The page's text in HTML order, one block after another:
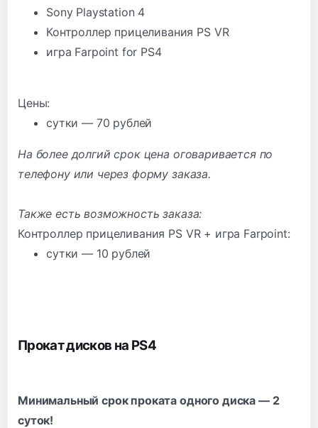
Sony Playstation 4
Контроллер прицеливания PS VR
игра Farpoint for PS4
Цены:
сутки — 70 рублей
На более долгий срок цена оговаривается по
телефону или через форму заказа.
Также есть возможность заказа:
Контроллер прицеливания PS VR + игра Farpoint:
сутки — 10 рублей
Прокат дисков на PS4
Минимальный срок проката одного диска — 2
суток!